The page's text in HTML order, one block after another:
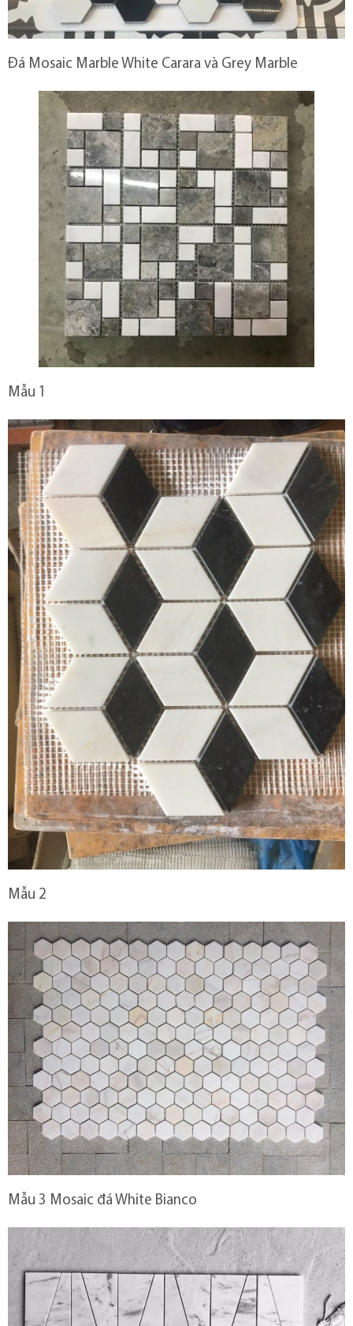
Đá Mosaic Marble White Carara và Grey Marble
Mẫu 1
Mẫu 2
Mẫu 3 Mosaic đá White Bianco